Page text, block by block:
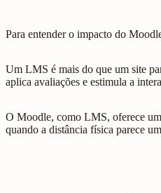
Para entender o impacto do
Um LMS é mais do que um site
aplica avaliações e estimula a
O Moodle, como LMS, oferece
quando a distância física parece